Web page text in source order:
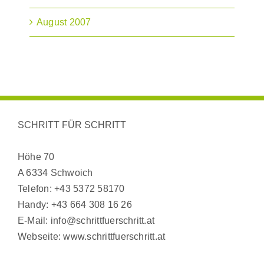
August 2007
SCHRITT FÜR SCHRITT
Höhe 70
A 6334 Schwoich
Telefon:+43 5372 58170
Handy: +43 664 308 16 26
E-Mail: info@schrittfuerschritt.at
Webseite:www.schrittfuerschritt.at